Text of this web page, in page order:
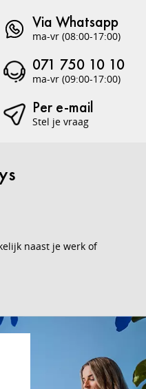
Via Whatsapp
ma-vr (08:00-17:00)
071 750 10 10
ma-vr (09:00-17:00)
Per e-mail
Stel je vraag
naast je werk of